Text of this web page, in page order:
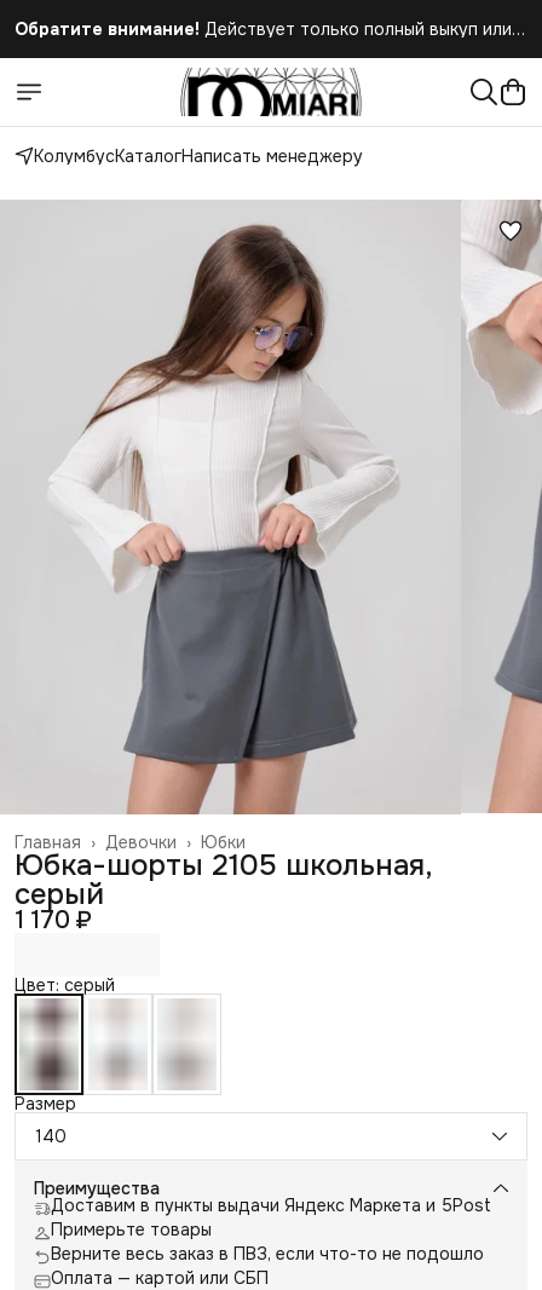
Обратите внимание! Действует только полный выкуп или
КолумбусКаталогНаписать менеджеру
Юбки
Девочки ›
Главная ›
Юбка-шорты 2105 школьная,
серый
1 170 ₽
Цвет: серый
Размер
140
Преимущества
Доставим в пункты выдачи Яндекс Маркета и 5Post
Примерьте товары
Верните весь заказ в ПВЗ, если что-то не подошло
Оплата — картой или СБП